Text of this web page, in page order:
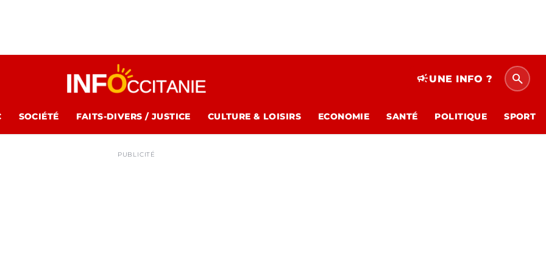
campaignUNE INFO ? search
SOCIÉTÉ FAITS-DIVERS / JUSTICE CULTURE & LOISIRS ECONOMIE SANTÉ POLITIQUE SPORT
PUBLICITÉ